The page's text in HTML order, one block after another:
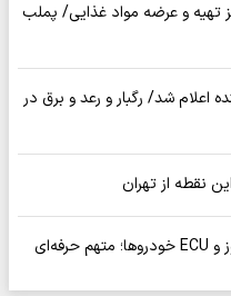
تهیه و عرضه مواد غذایی/ پملب
شد/ رگبار و رعد و برق در
نقطه از تهران
پایان جولان سارق وایرال‌شده جعبه‌فیوز و ECU خودروها؛ متهم حرفه‌ای